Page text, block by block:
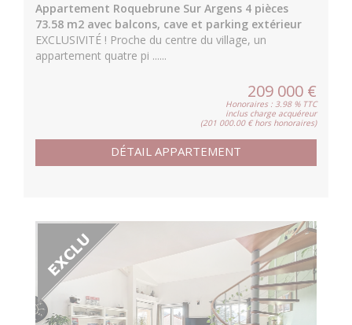
Appartement Roquebrune Sur Argens 4 pièces
73.58 m2 avec balcons, cave et parking extérieur
EXCLUSIVITÉ ! Proche du centre du village, un
appartement quatre pi ......
209 000 €
Honoraires : 3.98 % TTC
inclus charge acquéreur
(201 000.00 € hors honoraires)
DÉTAIL APPARTEMENT